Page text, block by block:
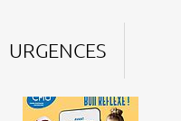
URGENCES